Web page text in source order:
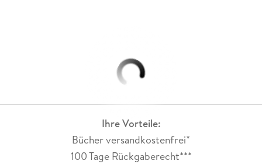
Ihre Vorteile:
Bücher versandkostenfrei*
100 Tage Rückgaberecht***